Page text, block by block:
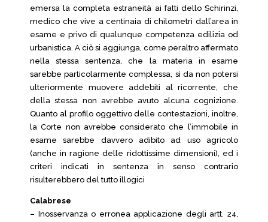
emersa la completa estraneità ai fatti dello Schirinzi,
medico che vive a centinaia di chilometri dall’area in
esame e privo di qualunque competenza edilizia od
urbanistica. A ciò si aggiunga, come peraltro affermato
nella stessa sentenza, che la materia in esame
sarebbe particolarmente complessa, sì da non potersi
ulteriormente muovere addebiti al ricorrente, che
della stessa non avrebbe avuto alcuna cognizione.
Quanto al profilo oggettivo delle contestazioni, inoltre,
la Corte non avrebbe considerato che l’immobile in
esame sarebbe davvero adibito ad uso agricolo
(anche in ragione delle ridottissime dimensioni), ed i
criteri indicati in sentenza in senso contrario
risulterebbero del tutto illogici
Calabrese
– Inosservanza o erronea applicazione degli artt. 24,